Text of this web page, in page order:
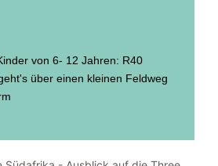
von 6- 12 Jahren: R40
über einen kleinen Feldweg